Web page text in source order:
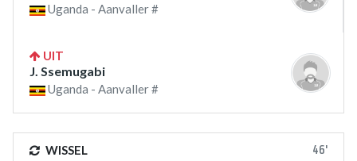
Uganda - Aanvaller #
UIT
J. Ssemugabi
Uganda - Aanvaller #
WISSEL 46'